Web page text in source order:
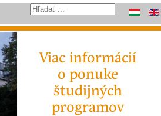
Viac informácií
o ponuke
študijných
programov